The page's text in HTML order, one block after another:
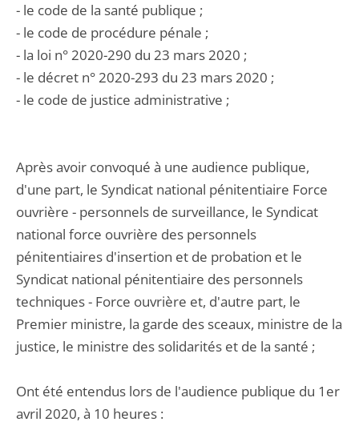
- le code de la santé publique ;
- le code de procédure pénale ;
- la loi n° 2020-290 du 23 mars 2020 ;
- le décret n° 2020-293 du 23 mars 2020 ;
- le code de justice administrative ;
Après avoir convoqué à une audience publique,
d'une part, le Syndicat national pénitentiaire Force
ouvrière - personnels de surveillance, le Syndicat
national force ouvrière des personnels
pénitentiaires d'insertion et de probation et le
Syndicat national pénitentiaire des personnels
techniques - Force ouvrière et, d'autre part, le
Premier ministre, la garde des sceaux, ministre de la
justice, le ministre des solidarités et de la santé ;
Ont été entendus lors de l'audience publique du 1er
avril 2020, à 10 heures :